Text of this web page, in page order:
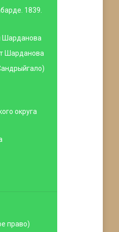
1839.
Шарданова
Шарданова
округа
право)